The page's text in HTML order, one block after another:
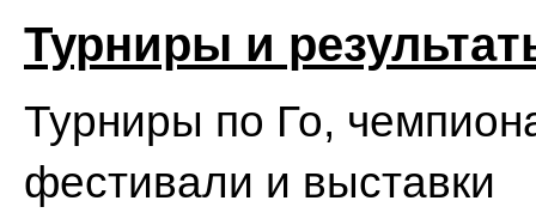
Турниры и
Турниры по Го,
фестивали и выставки